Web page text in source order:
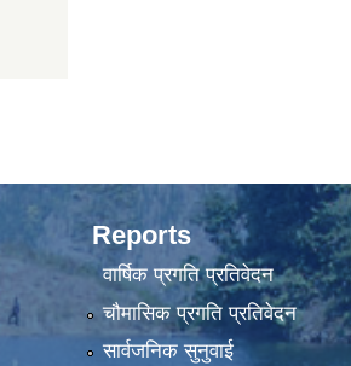
Reports
वार्षिक प्रगति प्रतिवेदन
चौमासिक प्रगति प्रतिवेदन
सार्वजनिक सुनुवाई